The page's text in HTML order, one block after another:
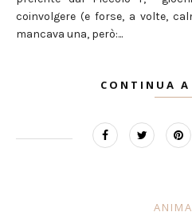
coinvolgere (e forse, a volte,
mancava una, però:...
CONTINUA A